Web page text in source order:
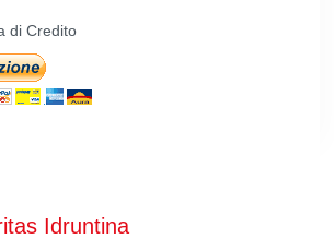
di Credito
Idruntina